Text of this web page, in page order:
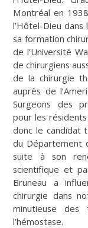
Montréal en
l’Hôtel-Dieu
sa formation
de l’Université
de chirurgiens
de la chirurgie
auprès de
Surgeons des
pour les
donc le candidat
du Département
suite à son
scientifique et
Bruneau a
chirurgie dans
minutieuse
l’hémostase.